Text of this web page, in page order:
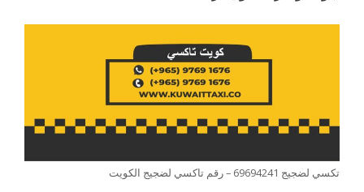
تكسي لضجيج 69694241 – رقم تاكسي لضجيج الكويت